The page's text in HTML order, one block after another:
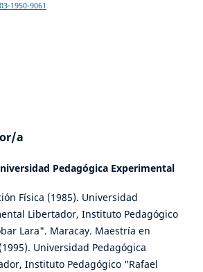
1950-9061
a
Pedagógica Experimental
Física (1985). Universidad
Libertador, Instituto Pedagógico
Lara". Maracay. Maestría en
Universidad Pedagógica
Instituto Pedagógico "Rafael